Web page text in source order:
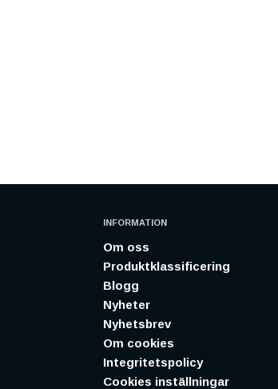
INFORMATION
Om oss
Produktklassificering
Blogg
Nyheter
Nyhetsbrev
Om cookies
Integritetspolicy
Cookies inställningar